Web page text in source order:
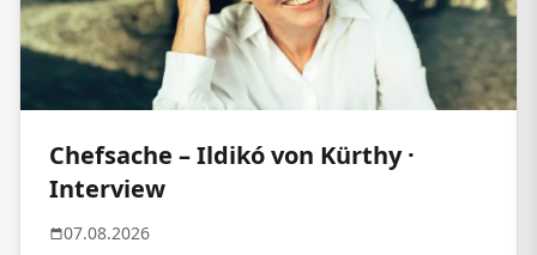
Chefsache – Ildikó von Kürthy ·
Interview
07.08.2026